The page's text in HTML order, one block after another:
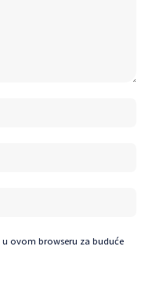
ovom browseru za buduće